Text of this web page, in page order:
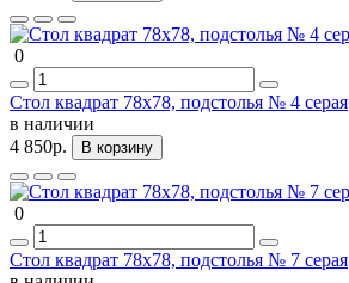
0
Стол квадрат 78х78, подстолья № 4 серая
в наличии
4 850р.
В корзину
0
Стол квадрат 78х78, подстолья № 7 серая